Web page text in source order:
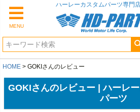
MENU
ハーレーカスタムパーツ専門
HOME GOKIさんのレビュー
GOKIさんのレビュー | ハーレ
パーツ